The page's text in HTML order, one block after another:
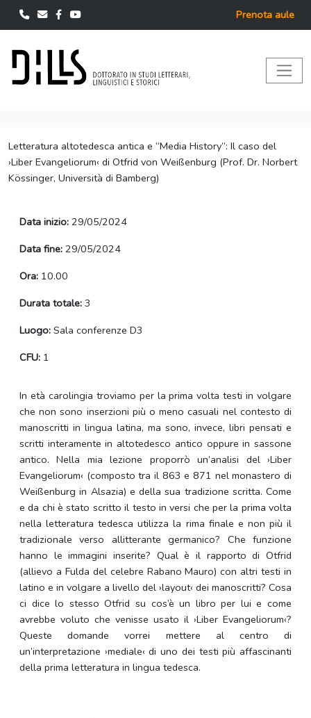
Prenota aule
Letteratura altotedesca antica e “Media History”: Il caso del
›Liber Evangeliorum‹ di Otfrid von Weißenburg (Prof. Dr. Norbert
Kössinger, Università di Bamberg)
Data inizio: 29/05/2024
Data fine: 29/05/2024
Ora: 10.00
Durata totale: 3
Luogo: Sala conferenze D3
CFU: 1
In età carolingia troviamo per la prima volta testi in volgare
che non sono inserzioni più o meno casuali nel contesto di
manoscritti in lingua latina, ma sono, invece, libri pensati e
scritti interamente in altotedesco antico oppure in sassone
antico. Nella mia lezione proporrò un’analisi del ›Liber
Evangeliorum‹ (composto tra il 863 e 871 nel monastero di
Weißenburg in Alsazia) e della sua tradizione scritta. Come
e da chi è stato scritto il testo in versi che per la prima volta
nella letteratura tedesca utilizza la rima finale e non più il
tradizionale verso allitterante germanico? Che funzione
hanno le immagini inserite? Qual è il rapporto di Otfrid
(allievo a Fulda del celebre Rabano Mauro) con altri testi in
latino e in volgare a livello del ›layout‹ dei manoscritti? Cosa
ci dice lo stesso Otfrid su cos’è un libro per lui e come
avrebbe voluto che venisse usato il ›Liber Evangeliorum‹?
Queste domande vorrei mettere al centro di
un’interpretazione ›mediale‹ di uno dei testi più affascinanti
della prima letteratura in lingua tedesca.